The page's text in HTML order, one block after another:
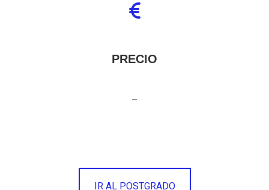
PRECIO
–
IR AL POSTGRADO